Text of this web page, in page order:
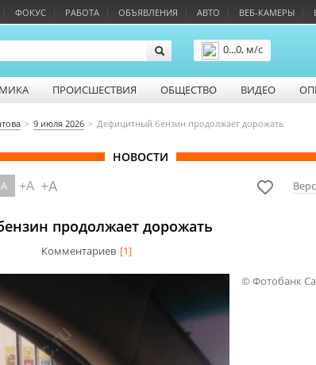
ФОКУС РАБОТА ОБЪЯВЛЕНИЯ АВТО ВЕБ-КАМЕРЫ
0...0, м/с
ПРОИСШЕСТВИЯ ОБЩЕСТВО ВИДЕО
9 июля 2026 Дефицитный бензин продолжает дорожать
НОВОСТИ
A +A +A
продолжает дорожать
Комментариев [1]
© Фотобанк